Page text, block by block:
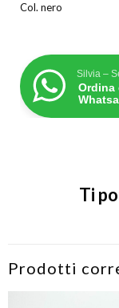
Col. nero
Silvia –
Ordina
Ti
Prodotti